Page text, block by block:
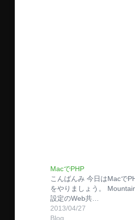
MacでPHP
こんばんみ 今日はMacで
をやりましょう。
設定のWeb共…
2013/04/27
Blog